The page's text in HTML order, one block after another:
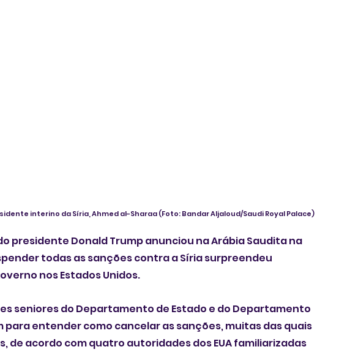
interino da Síria, Ahmed al-Sharaa(Foto: Bandar Aljaloud/Saudi Royal Palace)
do presidente Donald Trump anunciou na Arábia Saudita na
todas as sanções contra a Síria surpreendeu
nos Estados Unidos.
seniores do Departamento de Estado e do Departamento
para entender como cancelar as sanções, muitas das quais
de acordo com quatro autoridades dos EUA familiarizadas